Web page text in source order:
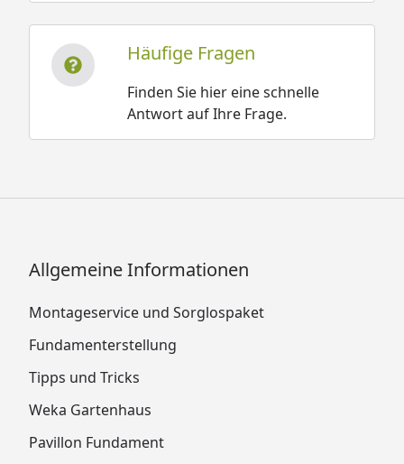
Häufige Fragen
Finden Sie hier eine schnelle
Antwort auf Ihre Frage.
Allgemeine Informationen
Montageservice und Sorglospaket
Fundamenterstellung
Tipps und Tricks
Weka Gartenhaus
Pavillon Fundament